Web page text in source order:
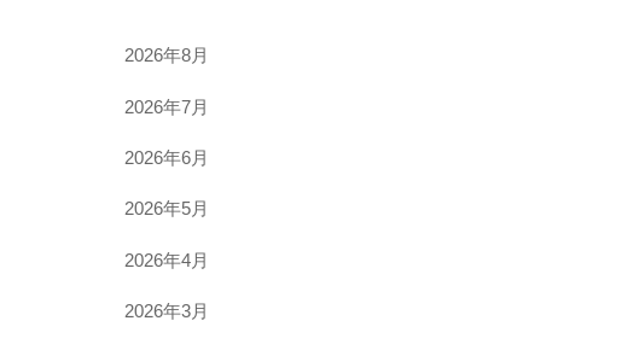
2026年8月
2026年7月
2026年6月
2026年5月
2026年4月
2026年3月